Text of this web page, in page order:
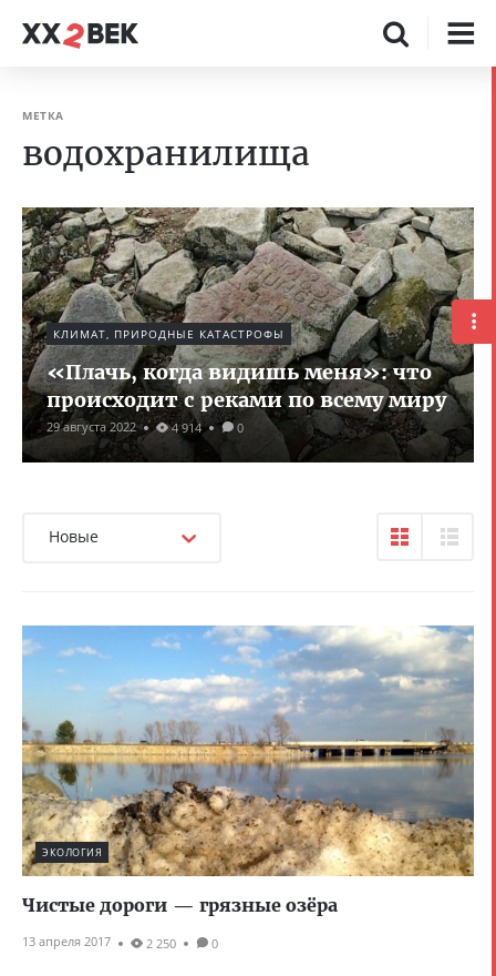
МЕТКА
водохранилища
КЛИМАТ, ПРИРОДНЫЕ КАТАСТРОФЫ
«Плачь, когда видишь меня»: что
происходит с реками по всему миру
29 августа 2022 4 914 0
Новые
ЭКОЛОГИЯ
Чистые дороги — грязные озёра
13 апреля 2017 2 250 0